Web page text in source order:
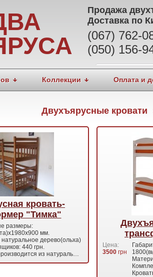
Продажа
Доставка по
(067) 762-
(050) 156-
Коллекции Оплата и
Двухъярусные кровати
кровать-
"Тимка"
размеры:
мм.
дерево(ольха)
440 грн.
из натураль…
Цена:
3500 грн